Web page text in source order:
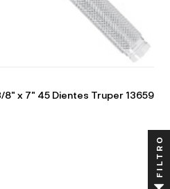
x 7" 45 Dientes Truper 13659
FILTRO